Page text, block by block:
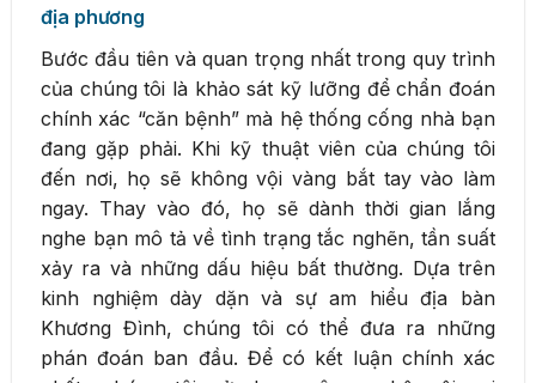
địa phương
Bước đầu tiên và quan trọng nhất trong quy trình
của chúng tôi là khảo sát kỹ lưỡng để chẩn đoán
chính xác “căn bệnh” mà hệ thống cống nhà bạn
đang gặp phải. Khi kỹ thuật viên của chúng tôi
đến nơi, họ sẽ không vội vàng bắt tay vào làm
ngay. Thay vào đó, họ sẽ dành thời gian lắng
nghe bạn mô tả về tình trạng tắc nghẽn, tần suất
xảy ra và những dấu hiệu bất thường. Dựa trên
kinh nghiệm dày dặn và sự am hiểu địa bàn
Khương Đình, chúng tôi có thể đưa ra những
phán đoán ban đầu. Để có kết luận chính xác